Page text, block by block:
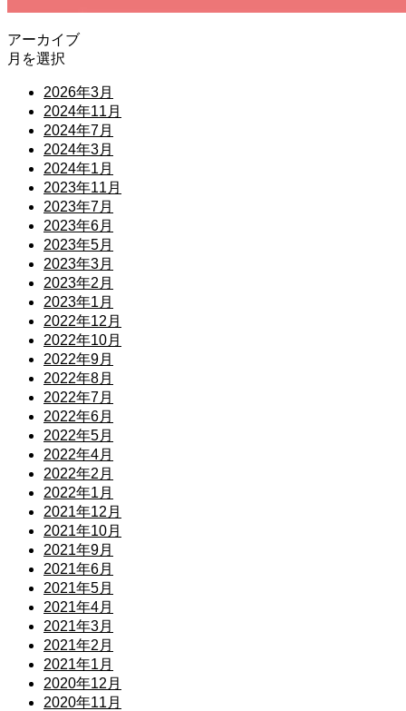
アーカイブ
月を選択
2026年3月
2024年11月
2024年7月
2024年3月
2024年1月
2023年11月
2023年7月
2023年6月
2023年5月
2023年3月
2023年2月
2023年1月
2022年12月
2022年10月
2022年9月
2022年8月
2022年7月
2022年6月
2022年5月
2022年4月
2022年2月
2022年1月
2021年12月
2021年10月
2021年9月
2021年6月
2021年5月
2021年4月
2021年3月
2021年2月
2021年1月
2020年12月
2020年11月